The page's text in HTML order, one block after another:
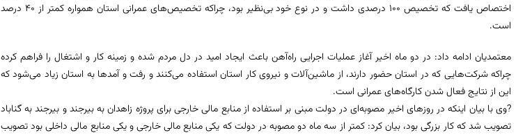
اختصاص یافت که تخصیص 100 درصدی داشت و در نوع خود بی‌نظیر بود، چراکه تخصیص‌های عمرانی استان همواره کمتر از 40 درصد
است.
معتمدیان ادامه داد: در دو ماه اخیر آغاز عملیات اجرایی راه‌آهن باعث ایجاد امید در دل مردم شده و زمینه کار و اشتغال را فراهم کرده
چراکه شرکت‌هایی که در استان حضور دارند، از ماشین‌آلات و نیروی کار استان استفاده می‌کنند و رفت و آمدها به استان زیاد می‌شود که
این از نتایج فعال شدن کارگاه‌های عمرانی است.
?وی با بیان اینکه در روزهای اخیر مصوبه‌ای در دولت مبنی بر استفاده از منابع مالی خارجی برای پروژه زاهدان به بیرجند و بیرجند به گناباد
تصویب شد که کار بزرگی بود، بیان کرد: کمتر از سه ماه دو مصوبه در دولت که یکی منابع مالی خارجی و یکی منابع مالی داخلی بود تصویب